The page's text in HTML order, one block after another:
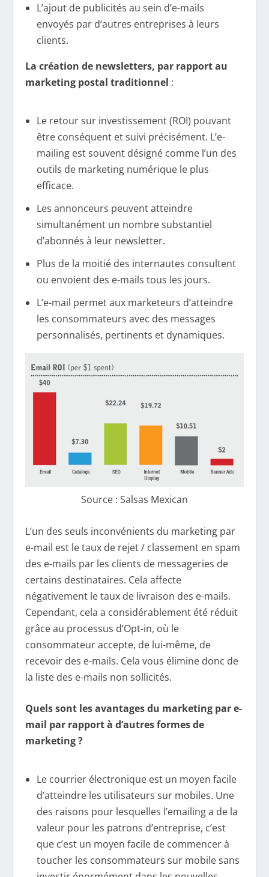
L’ajout de publicités au sein d’e-mails
envoyés par d’autres entreprises à leurs
clients.
La création de newsletters, par rapport au
marketing postal traditionnel :
Le retour sur investissement (ROI) pouvant
être conséquent et suivi précisément. L’e-
mailing est souvent désigné comme l’un des
outils de marketing numérique le plus
efficace.
Les annonceurs peuvent atteindre
simultanément un nombre substantiel
d’abonnés à leur newsletter.
Plus de la moitié des internautes consultent
ou envoient des e-mails tous les jours.
L’e-mail permet aux marketeurs d’atteindre
les consommateurs avec des messages
personnalisés, pertinents et dynamiques.
Source : Salsas Mexican
L’un des seuls inconvénients du marketing par
e-mail est le taux de rejet / classement en spam
des e-mails par les clients de messageries de
certains destinataires. Cela affecte
négativement le taux de livraison des e-mails.
Cependant, cela a considérablement été réduit
grâce au processus d’Opt-in, où le
consommateur accepte, de lui-même, de
recevoir des e-mails. Cela vous élimine donc de
la liste des e-mails non sollicités.
Quels sont les avantages du marketing par e-
mail par rapport à d’autres formes de
marketing ?
Le courrier électronique est un moyen facile
d’atteindre les utilisateurs sur mobiles. Une
des raisons pour lesquelles l’emailing a de la
valeur pour les patrons d’entreprise, c’est
que c’est un moyen facile de commencer à
toucher les consommateurs sur mobile sans